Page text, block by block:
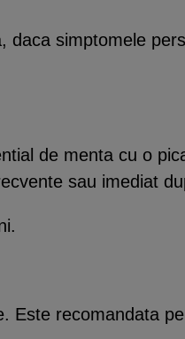
daca simptomele
de menta cu o
sau imediat
Este recomandata